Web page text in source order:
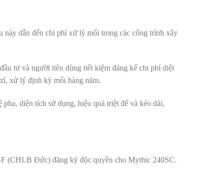
này dẫn đến chi phí xử lý mối trong các công trình xây
tư và người tiêu dùng tiết kiệm đáng kể chi phí diệt
xử lý định kỳ mối hàng năm.
diện tích sử dụng, hiệu quả triệt để và kéo dài,
(CHLB Đức) đăng ký độc quyền cho Mythic 240SC.